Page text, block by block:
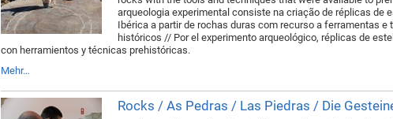
arqueologia experimental consiste na criação de réplicas de
Ibérica a partir de rochas duras com recurso a ferramentas
históricos // Por el experimento arqueológico, réplicas de
con herramientos y técnicas prehistóricas.
Mehr…
Rocks / As Pedras / Las Piedras / Die